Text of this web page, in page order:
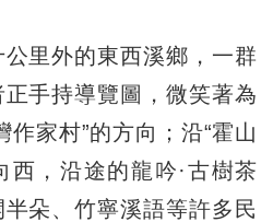
里外的東西溪鄉，一群
手持導覽圖，微笑著為
作家村”的方向；沿“霍山
西，沿途的龍吟·古樹茶
朵、竹寧溪語等許多民